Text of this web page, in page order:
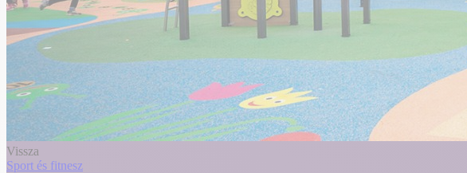
Vissza
Sport és fitnesz